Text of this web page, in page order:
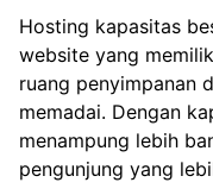
Hosting kapasitas
website yang
ruang penyimpanan
memadai. Dengan
menampung lebih
pengunjung yang